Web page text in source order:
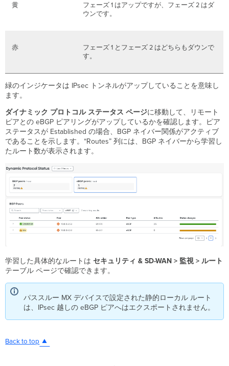
黄
フェーズ 1 はアップですが、フェーズ 2 はダ
ウンです。
赤
フェーズ 1 とフェーズ 2 はどちらもダウンで
す。
緑のインジケータは IPsec トンネルがアップしていることを意味し
ます。
ダイナミック プロトコル ステータスページに移動して、リモート
ピアとの eBGP ピアリングがアップしているかを確認します。ピア
ステータスが Established の場合、BGP ネイバー関係がアクティブ
であることを示します。“Routes” 列には、BGP ネイバーから学習し
たルート数が表示されます。
学習した具体的なルートは セキュリティ & SD-WAN > 監視 > ルート
テーブル ページで確認できます。
パススルー MX デバイスで設定された静的ローカル ルート
は、IPsec 越しの eBGP ピアへはエクスポートされません。
Back to top